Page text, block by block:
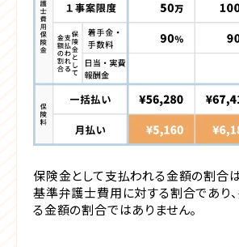
保険金として支払われる金額の割合
基準弁護士費用に対する割合であり
る金額の割合ではありません。